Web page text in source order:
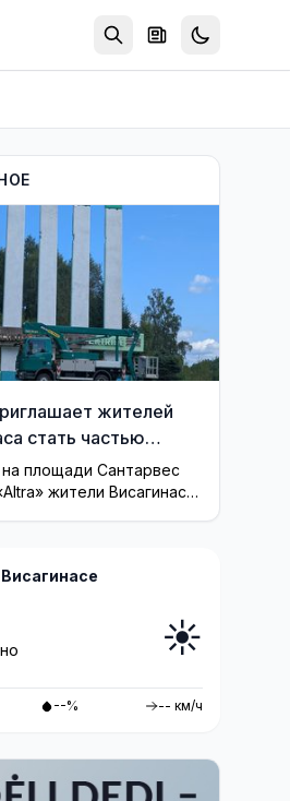
жителей
стать частью
стелы
на площади Сантарвес
жители Висагинаса
☀️
--% -- км/ч